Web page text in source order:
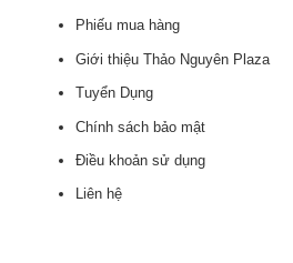
Phiếu mua hàng
Giới thiệu Thảo Nguyên Plaza
Tuyển Dụng
Chính sách bảo mật
Điều khoản sử dụng
Liên hệ